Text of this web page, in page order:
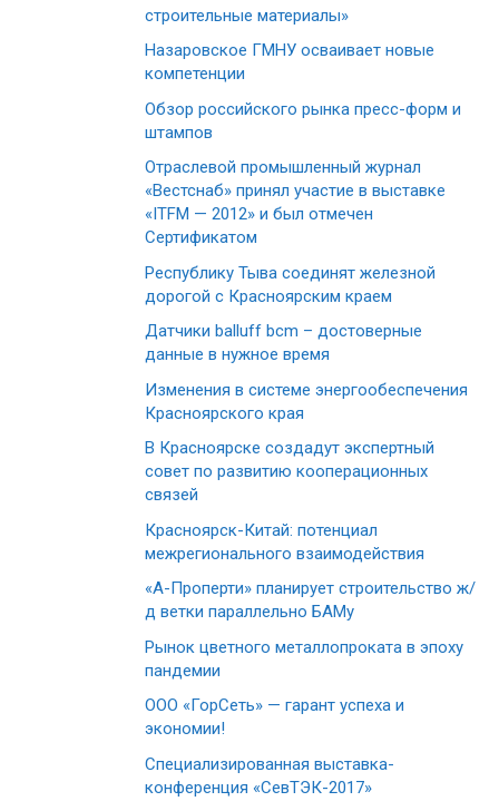
строительные материалы»
Назаровское ГМНУ осваивает новые
компетенции
Обзор российского рынка пресс-форм и
штампов
Отраслевой промышленный журнал
«Вестснаб» принял участие в выставке
«ITFM — 2012» и был отмечен
Сертификатом
Республику Тыва соединят железной
дорогой с Красноярским краем
Датчики balluff bcm – достоверные
данные в нужное время
Изменения в системе энергообеспечения
Красноярского края
В Красноярске создадут экспертный
совет по развитию кооперационных
связей
Красноярск-Китай: потенциал
межрегионального взаимодействия
«А-Проперти» планирует строительство ж/
д ветки параллельно БАМу
Рынок цветного металлопроката в эпоху
пандемии
ООО «ГорСеть» — гарант успеха и
экономии!
Специализированная выставка-
конференция «СевТЭК-2017»